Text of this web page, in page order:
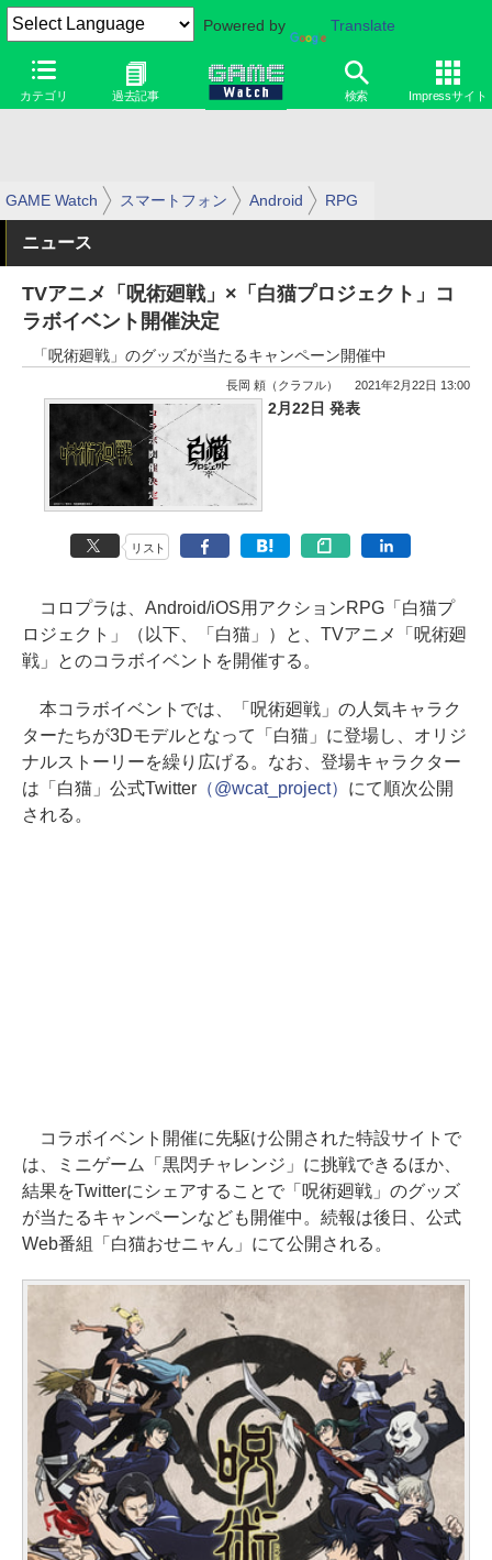
Powered by Translate
カテゴリ 過去記事 検索 Impressサイト
GAME Watch スマートフォン Android RPG
ニュース
TVアニメ「呪術廻戦」×「白猫プロジェクト」コ
ラボイベント開催決定
「呪術廻戦」のグッズが当たるキャンペーン開催中
長岡 頼（クラフル） 2021年2月22日 13:00
2月22日 発表
リスト
コロプラは、Android/iOS用アクションRPG「白猫プ
ロジェクト」（以下、「白猫」）と、TVアニメ「呪術廻
戦」とのコラボイベントを開催する。
本コラボイベントでは、「呪術廻戦」の人気キャラク
ターたちが3Dモデルとなって「白猫」に登場し、オリジ
ナルストーリーを繰り広げる。なお、登場キャラクター
は「白猫」公式Twitter（@wcat_project） にて順次公開
される。
コラボイベント開催に先駆け公開された特設サイトで
は、ミニゲーム「黒閃チャレンジ」に挑戦できるほか、
結果をTwitterにシェアすることで「呪術廻戦」のグッズ
が当たるキャンペーンなども開催中。続報は後日、公式
Web番組「白猫おせニャん」にて公開される。